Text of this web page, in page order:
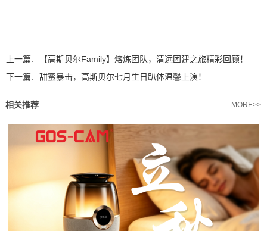
上一篇:
【高斯贝尔Family】熔炼团队，清远团建之旅精彩回顾！
下一篇:
甜蜜暴击，高斯贝尔七月生日趴体温馨上演！
相关推荐 MORE>>